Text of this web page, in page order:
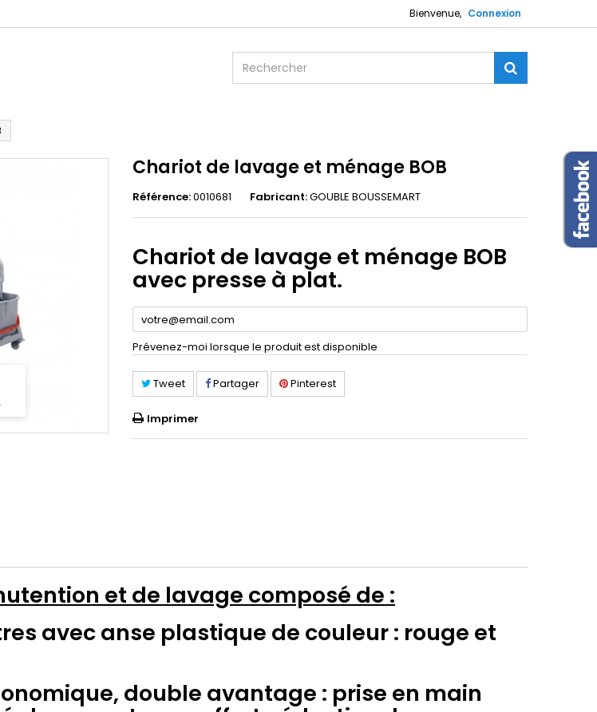
Bienvenue, Connexion
Chariot de lavage et ménage BOB
Référence:0010681 Fabricant:GOUBLE BOUSSEMART
Chariot de lavage et ménage BOB
avec presse à plat.
Prévenez-moi lorsque le produit est disponible
Tweet Partager Pinterest
Imprimer
et de lavage composé de :
avec anse plastique de couleur : rouge et
double avantage : prise en main